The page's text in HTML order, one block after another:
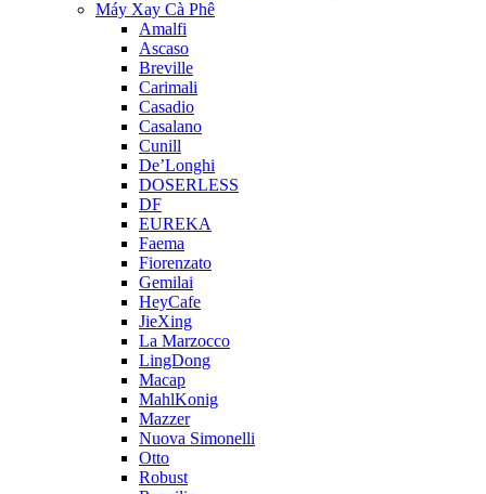
Máy Xay Cà Phê
Amalfi
Ascaso
Breville
Carimali
Casadio
Casalano
Cunill
De’Longhi
DOSERLESS
DF
EUREKA
Faema
Fiorenzato
Gemilai
HeyCafe
JieXing
La Marzocco
LingDong
Macap
MahlKonig
Mazzer
Nuova Simonelli
Otto
Robust